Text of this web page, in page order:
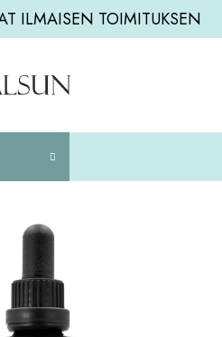
ILMAISEN TOIMITUKSEN